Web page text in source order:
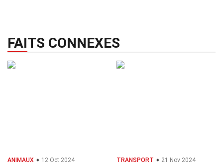
FAITS CONNEXES
ANIMAUX 12 Oct 2024 TRANSPORT 21 Nov 2024